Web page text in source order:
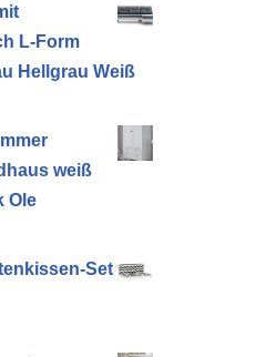
L-Form
Hellgrau Weiß
weiß
Ole
Set